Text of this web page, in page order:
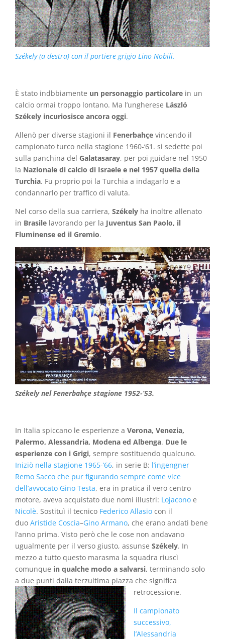
Székely (a destra) con il portiere grigio Lino Nobili.
È stato indbbiamente un personaggio particolare in un
calcio ormai troppo lontano. Ma l’ungherese László
Székely incuriosisce ancora oggi.
Allenò per diverse stagioni il Fenerbahçe vincendo il
campionato turco nella stagione 1960-‘61. si sedette poi
sulla panchina del Galatasaray, per poi guidare nel 1950
la Nazionale di calcio di Israele e nel 1957 quella della
Turchia. Fu proprio poi la Turchia a indagarlo e a
condannarlo per traffico di valuta.
Nel corso della sua carriera, Székely ha inoltre allenato
in Brasile lavorando per la Juventus San Paolo, il
Fluminense ed il Gremio.
Székely nel Fenerbahçe stagione 1952-’53.
In Italia spiccano le esperienze a Verona, Venezia,
Palermo, Alessandria, Modena ed Albenga. Due le
esperienze con i Grigi, sempre sostituendo qualcuno.
Iniziò nella stagione 1965-’66, in serie B: l’ingengner
Remo Sacco che pur figurando sempre come vice
dell’avvocato Gino Testa, era in pratica il vero centro
motore, aveva acquistato due nomi illustri: Lojacono e
Nicolè. Sostituì il tecnico Federico Allasio con il
duo Aristide Coscia–Gino Armano, che erano andati bene
l’anno prima. Visto però che le cose non andavano
ugualmente per il verso giusto, assunse Székely. In
mezzo a tutto questo marasma la squadra riuscì
comunque in qualche modo a salvarsi, terminando solo
a due punti dalla terzultima piazza che significa
retrocessione.
Il campionato
successivo,
l’Alessandria